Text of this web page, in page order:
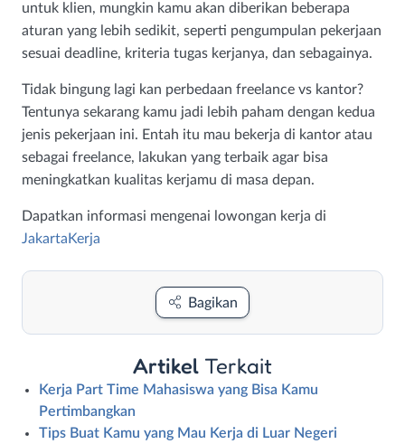
untuk klien, mungkin kamu akan diberikan beberapa
aturan yang lebih sedikit, seperti pengumpulan pekerjaan
sesuai deadline, kriteria tugas kerjanya, dan sebagainya.
Tidak bingung lagi kan perbedaan freelance vs kantor?
Tentunya sekarang kamu jadi lebih paham dengan kedua
jenis pekerjaan ini. Entah itu mau bekerja di kantor atau
sebagai freelance, lakukan yang terbaik agar bisa
meningkatkan kualitas kerjamu di masa depan.
Dapatkan informasi mengenai lowongan kerja di
JakartaKerja
Bagikan
Artikel Terkait
Kerja Part Time Mahasiswa yang Bisa Kamu
Pertimbangkan
Tips Buat Kamu yang Mau Kerja di Luar Negeri